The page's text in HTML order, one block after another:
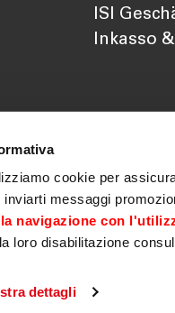
cookie per
inviarti messaggi
navigazione con
loro disabilitazione
dettagli
ISI
Inkasso
Nr. 03179070218
| Erklärung zur